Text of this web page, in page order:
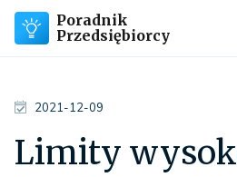
Poradnik
Przedsiębiorcy
2021-12-09
Limity